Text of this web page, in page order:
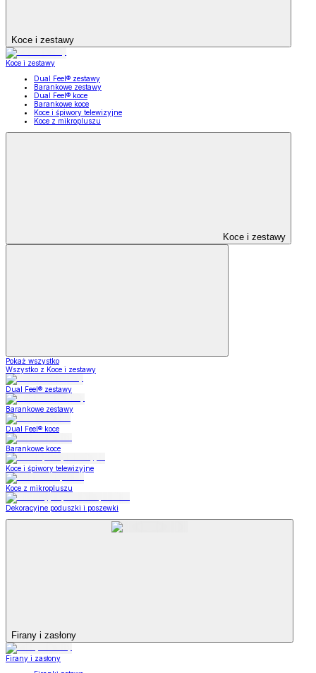
Koce i zestawy
Koce i zestawy
Dual Feel® zestawy
Barankowe zestawy
Dual Feel® koce
Barankowe koce
Koce i śpiwory telewizyjne
Koce z mikropluszu
Koce i zestawy
Pokaż wszystko
Wszystko z Koce i zestawy
Dual Feel® zestawy
Barankowe zestawy
Dual Feel® koce
Barankowe koce
Koce i śpiwory telewizyjne
Koce z mikropluszu
Dekoracyjne poduszki i poszewki
Firany i zasłony
Firany i zasłony